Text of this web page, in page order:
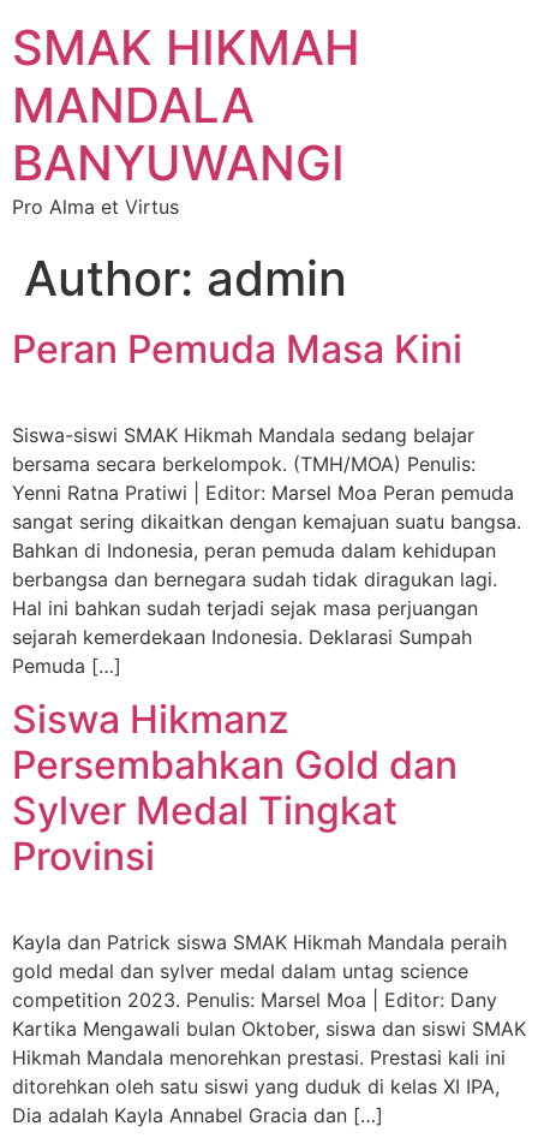
SMAK HIKMAH
MANDALA
BANYUWANGI
Pro Alma et Virtus
Author: admin
Peran Pemuda Masa Kini
Siswa-siswi SMAK Hikmah Mandala sedang belajar
bersama secara berkelompok. (TMH/MOA) Penulis:
Yenni Ratna Pratiwi | Editor: Marsel Moa Peran pemuda
sangat sering dikaitkan dengan kemajuan suatu bangsa.
Bahkan di Indonesia, peran pemuda dalam kehidupan
berbangsa dan bernegara sudah tidak diragukan lagi.
Hal ini bahkan sudah terjadi sejak masa perjuangan
sejarah kemerdekaan Indonesia. Deklarasi Sumpah
Pemuda […]
Siswa Hikmanz
Persembahkan Gold dan
Sylver Medal Tingkat
Provinsi
Kayla dan Patrick siswa SMAK Hikmah Mandala peraih
gold medal dan sylver medal dalam untag science
competition 2023. Penulis: Marsel Moa | Editor: Dany
Kartika Mengawali bulan Oktober, siswa dan siswi SMAK
Hikmah Mandala menorehkan prestasi. Prestasi kali ini
ditorehkan oleh satu siswi yang duduk di kelas XI IPA,
Dia adalah Kayla Annabel Gracia dan […]